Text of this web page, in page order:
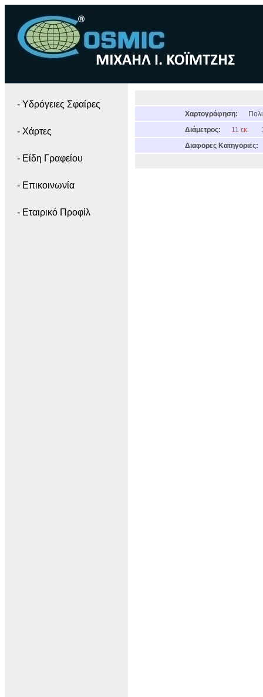
- Yδρόγειες Σφαίρες
- Χάρτες
- Είδη Γραφείου
- Επικοινωνία
- Εταιρικό Προφίλ
Χαρτογράφηση:
Διάμετρος:
11 εκ.
Διαφορες Κατηγοριες: